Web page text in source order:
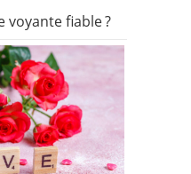
voyante fiable ?